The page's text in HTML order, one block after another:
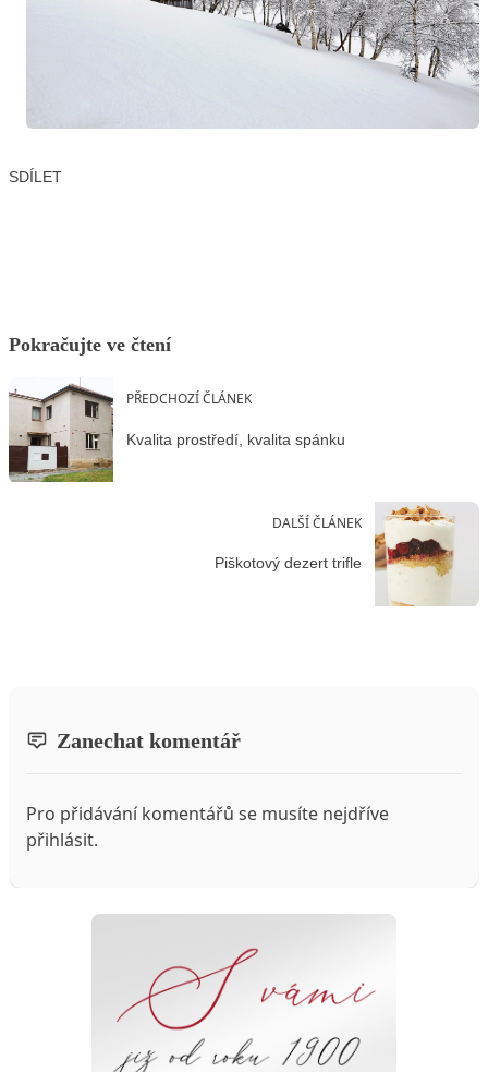
SDÍLET
Pokračujte ve čtení
PŘEDCHOZÍ ČLÁNEK
Kvalita prostředí, kvalita spánku
DALŠÍ ČLÁNEK
Piškotový dezert trifle
Zanechat komentář
Pro přidávání komentářů se musíte nejdříve
přihlásit.